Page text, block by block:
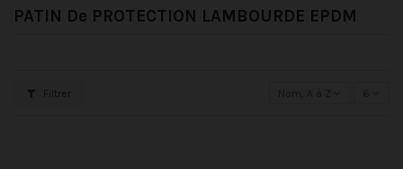
PATIN De PROTECTION LAMBOURDE EPDM
Filtrer